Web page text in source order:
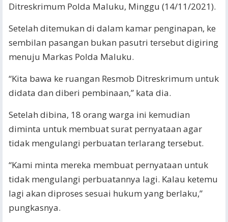
Ditreskrimum Polda Maluku, Minggu (14/11/2021).
Setelah ditemukan di dalam kamar penginapan, ke
sembilan pasangan bukan pasutri tersebut digiring
menuju Markas Polda Maluku.
“Kita bawa ke ruangan Resmob Ditreskrimum untuk
didata dan diberi pembinaan,” kata dia.
Setelah dibina, 18 orang warga ini kemudian
diminta untuk membuat surat pernyataan agar
tidak mengulangi perbuatan terlarang tersebut.
“Kami minta mereka membuat pernyataan untuk
tidak mengulangi perbuatannya lagi. Kalau ketemu
lagi akan diproses sesuai hukum yang berlaku,”
pungkasnya.